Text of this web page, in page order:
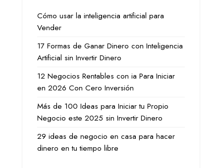
Cómo usar la inteligencia artificial para
Vender
17 Formas de Ganar Dinero con Inteligencia
Artificial sin Invertir Dinero
12 Negocios Rentables con ia Para Iniciar
en 2026 Con Cero Inversión
Más de 100 Ideas para Iniciar tu Propio
Negocio este 2025 sin Invertir Dinero
29 ideas de negocio en casa para hacer
dinero en tu tiempo libre